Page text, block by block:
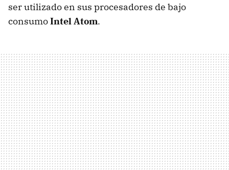
ser utilizado en sus procesadores de bajo
consumoIntel Atom.